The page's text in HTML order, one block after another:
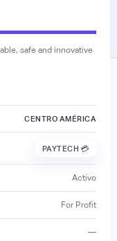
safe and innovative
CENTRO AMÉRICA
PAYTECH 💳
Activo
For Profit
—